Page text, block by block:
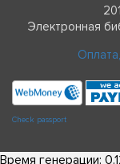
Электронная
Check passport
Время генерации: